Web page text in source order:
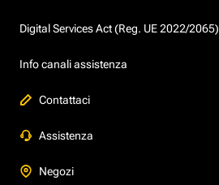
Digital Services Act (Reg. UE 2022/2065)
Info canali assistenza
Contattaci
Assistenza
Negozi